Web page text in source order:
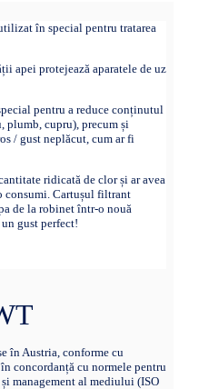
în special pentru tratarea
apei protejează aparatele de uz
pentru a reduce conținutul
plumb, cupru), precum și
/ gust neplăcut, cum ar fi
ridicată de clor și ar avea
consumi. Cartușul filtrant
de la robinet într-o nouă
gust perfect!
în Austria, conforme cu
concordanță cu normele pentru
management al mediului (ISO